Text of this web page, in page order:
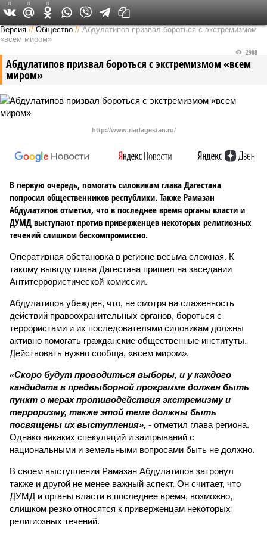
Версия на Кавказе
Версия //Общество //Абдулатипов призвал бороться с экстремизмом
«всем миром»
Абдулатипов призвал бороться с экстремизмом «всем
миром»
2988
http://www.riadagestan.ru/
В первую очередь, помогать силовикам глава Дагестана
попросил общественников республики. Также Рамазан
Абдулатипов отметил, что в последнее время органы власти и
ДУМД выступают против приверженцев некоторых религиозных
течений слишком бескомпромиссно.
Оперативная обстановка в регионе весьма сложная. К
такому выводу глава Дагестана пришел на заседании
Антитеррористической комиссии.
Абдулатипов убежден, что, не смотря на слаженность
действий правоохранительных органов, бороться с
террористами и их последователями силовикам должны
активно помогать гражданские общественные институты.
Действовать нужно сообща, «всем миром».
«Скоро будут проводиться выборы, и у каждого
кандидата в предвыборной программе должен быть
пункт о мерах противодействия экстремизму и
терроризму, также этой теме должны быть
посвящены их выступления», - отметил глава региона.
Однако никаких спекуляций и заигрываний с
национальными и земельными вопросами быть не должно.
В своем выступлении Рамазан Абдулатипов затронул
также и другой не менее важный аспект. Он считает, что
ДУМД и органы власти в последнее время, возможно,
слишком резко относятся к приверженцам некоторых
религиозных течений.
0 0 0